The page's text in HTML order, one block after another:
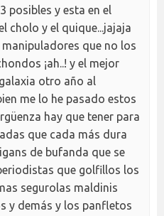
posibles y esta en el
cholo y el quique...jajaja
que no los
¡ah..! y el mejor
otro año al
me lo he pasado estos
hay que tener para
que cada más dura
de bufanda que se
que golfillos los
segurolas maldinis
y demás y los panfletos